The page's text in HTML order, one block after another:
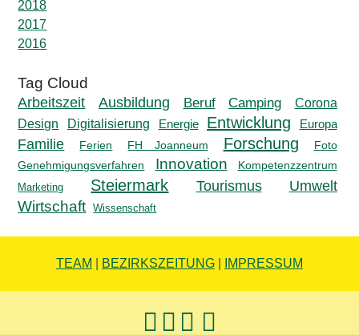
2018
2017
2016
Arbeitszeit Ausbildung Beruf Camping
Corona
Design
Digitalisierung Energie Entwicklung Europa
Familie Ferien FH Joanneum Forschung Foto
Genehmigungsverfahren Innovation
Kompetenzzentrum
Marketing
Steiermark Tourismus Umwelt
Wirtschaft Wissenschaft
TEAM BEZIRKSZEITUNG IMPRESSUM